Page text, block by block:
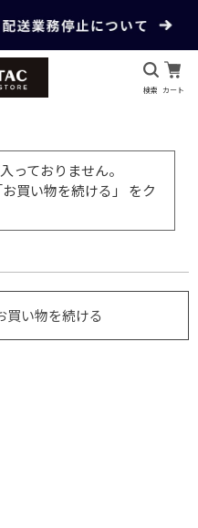
検索 カート
っておりません。
買い物を続ける」 をク
買い物を続ける